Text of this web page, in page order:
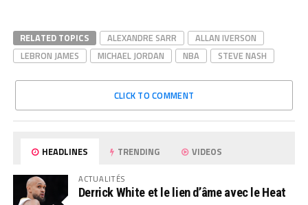
RELATED TOPICS ALEXANDRE SARR
ALLAN IVERSON
LEBRON JAMES
MICHAEL JORDAN NBA STEVE NASH
CLICK TO COMMENT
HEADLINES TRENDING VIDEOS
ACTUALITÉS
Derrick White et le lien d’âme avec le Heat